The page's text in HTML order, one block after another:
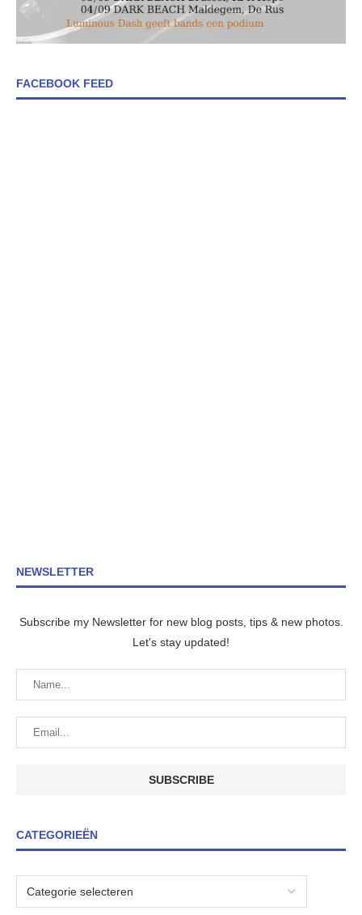
FACEBOOK FEED
NEWSLETTER
Subscribe my Newsletter for new blog posts, tips & new photos.
Let's stay updated!
CATEGORIEËN